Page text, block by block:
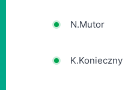
N.Mutor
K.Konieczny